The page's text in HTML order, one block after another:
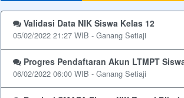
Validasi Data NIK Siswa Kelas 12
05/02/2022 21:27 WIB - Ganang Setiaji
Progres Pendaftaran Akun LTMPT
06/02/2022 06:00 WIB - Ganang Setiaji